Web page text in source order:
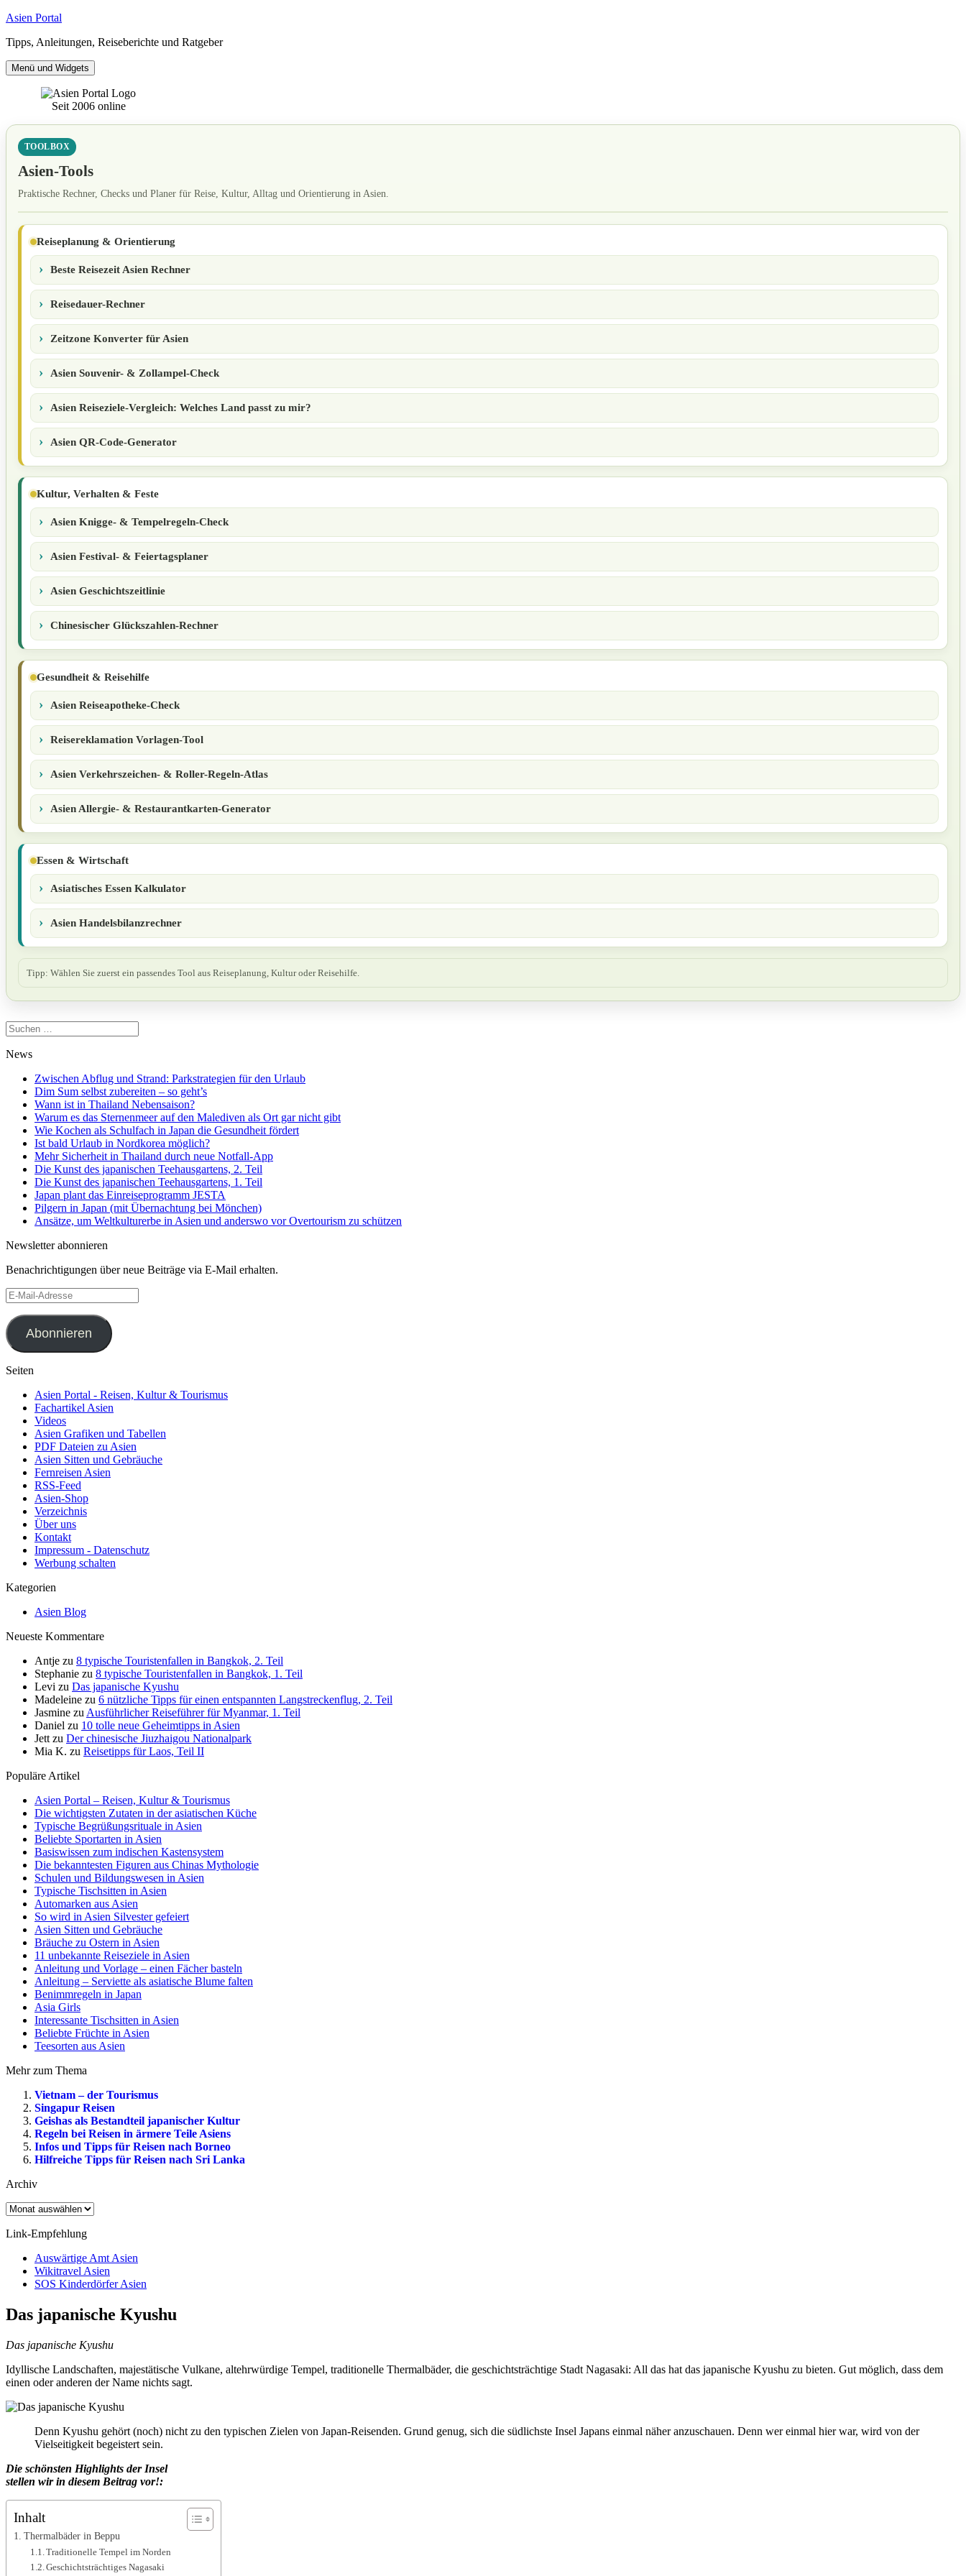
Zum
springen
Asien Portal
Tipps, Anleitungen, Reiseberichte und Ratgeber
Menü und Widgets
Seit 2006 online
TOOLBOX
Asien-Tools
Praktische Rechner, Checks und Planer für Reise, Kultur, Alltag und Orientierung in Asien.
Reiseplanung & Orientierung
Beste Reisezeit Asien Rechner
Reisedauer-Rechner
Zeitzone Konverter für Asien
Asien Souvenir- & Zollampel-Check
Asien Reiseziele-Vergleich: Welches Land passt zu mir?
Asien QR-Code-Generator
Kultur, Verhalten & Feste
Asien Knigge- & Tempelregeln-Check
Asien Festival- & Feiertagsplaner
Asien Geschichtszeitlinie
Chinesischer Glückszahlen-Rechner
Gesundheit & Reisehilfe
Asien Reiseapotheke-Check
Reisereklamation Vorlagen-Tool
Asien Verkehrszeichen- & Roller-Regeln-Atlas
Asien Allergie- & Restaurantkarten-Generator
Essen & Wirtschaft
Asiatisches Essen Kalkulator
Asien Handelsbilanzrechner
Tipp: Wählen Sie zuerst ein passendes Tool aus Reiseplanung, Kultur oder Reisehilfe.
Suchen
nach:
News
Zwischen Abflug und Strand: Parkstrategien für den Urlaub
Dim Sum selbst zubereiten – so geht’s
Wann ist in Thailand Nebensaison?
Warum es das Sternenmeer auf den Malediven als Ort gar nicht gibt
Wie Kochen als Schulfach in Japan die Gesundheit fördert
Ist bald Urlaub in Nordkorea möglich?
Mehr Sicherheit in Thailand durch neue Notfall-App
Die Kunst des japanischen Teehausgartens, 2. Teil
Die Kunst des japanischen Teehausgartens, 1. Teil
Japan plant das Einreiseprogramm JESTA
Pilgern in Japan (mit Übernachtung bei Mönchen)
Ansätze, um Weltkulturerbe in Asien und anderswo vor Overtourism zu schützen
Newsletter abonnieren
Benachrichtigungen über neue Beiträge via E-Mail erhalten.
E-
Mail-
Adresse
Abonnieren
Seiten
Asien Portal - Reisen, Kultur & Tourismus
Fachartikel Asien
Videos
Asien Grafiken und Tabellen
PDF Dateien zu Asien
Asien Sitten und Gebräuche
Fernreisen Asien
RSS-Feed
Asien-Shop
Verzeichnis
Über uns
Kontakt
Impressum - Datenschutz
Werbung schalten
Kategorien
Asien Blog
Neueste Kommentare
Antje zu 8 typische Touristenfallen in Bangkok, 2. Teil
Stephanie zu 8 typische Touristenfallen in Bangkok, 1. Teil
Levi zu Das japanische Kyushu
Madeleine zu 6 nützliche Tipps für einen entspannten Langstreckenflug, 2. Teil
Jasmine zu Ausführlicher Reiseführer für Myanmar, 1. Teil
Daniel zu 10 tolle neue Geheimtipps in Asien
Jett zu Der chinesische Jiuzhaigou Nationalpark
Mia K. zu Reisetipps für Laos, Teil II
Populäre Artikel
Asien Portal – Reisen, Kultur & Tourismus
Die wichtigsten Zutaten in der asiatischen Küche
Typische Begrüßungsrituale in Asien
Beliebte Sportarten in Asien
Basiswissen zum indischen Kastensystem
Die bekanntesten Figuren aus Chinas Mythologie
Schulen und Bildungswesen in Asien
Typische Tischsitten in Asien
Automarken aus Asien
So wird in Asien Silvester gefeiert
Asien Sitten und Gebräuche
Bräuche zu Ostern in Asien
11 unbekannte Reiseziele in Asien
Anleitung und Vorlage – einen Fächer basteln
Anleitung – Serviette als asiatische Blume falten
Benimmregeln in Japan
Asia Girls
Interessante Tischsitten in Asien
Beliebte Früchte in Asien
Teesorten aus Asien
Mehr zum Thema
Vietnam – der Tourismus
Singapur Reisen
Geishas als Bestandteil japanischer Kultur
Regeln bei Reisen in ärmere Teile Asiens
Infos und Tipps für Reisen nach Borneo
Hilfreiche Tipps für Reisen nach Sri Lanka
Archiv
Archiv
Link-Empfehlung
Auswärtige Amt Asien
Wikitravel Asien
SOS Kinderdörfer Asien
Das japanische Kyushu
Das japanische Kyushu
Idyllische Landschaften, majestätische Vulkane, altehrwürdige Tempel, traditionelle Thermalbäder, die geschichtsträchtige Stadt Nagasaki: All das hat das japanische Kyushu zu bieten. Gut möglich, dass dem
einen oder anderen der Name nichts sagt.
Denn Kyushu gehört (noch) nicht zu den typischen Zielen von Japan-Reisenden. Grund genug, sich die südlichste Insel Japans einmal näher anzuschauen. Denn wer einmal hier war, wird von der
Vielseitigkeit begeistert sein.
Die schönsten Highlights der Insel
stellen wir in diesem Beitrag vor!:
Inhalt
Thermalbäder in Beppu
Traditionelle Tempel im Norden
Geschichtsträchtiges Nagasaki